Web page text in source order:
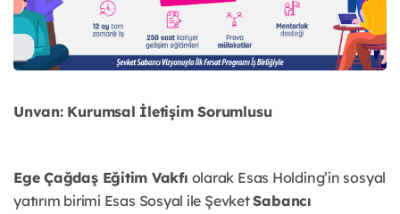
Unvan: Kurumsal İletişim Sorumlusu
Ege Çağdaş Eğitim Vakfı olarak Esas Holding’in sosyal
yatırım birimi Esas Sosyal ile ŞevketSabancı